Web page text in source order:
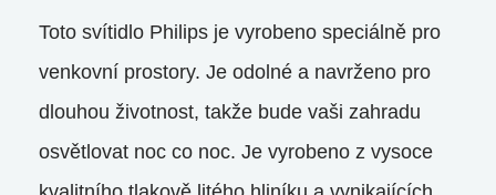
Toto svítidlo Philips je vyrobeno speciálně pro
venkovní prostory. Je odolné a navrženo pro
dlouhou životnost, takže bude vaši zahradu
osvětlovat noc co noc. Je vyrobeno z vysoce